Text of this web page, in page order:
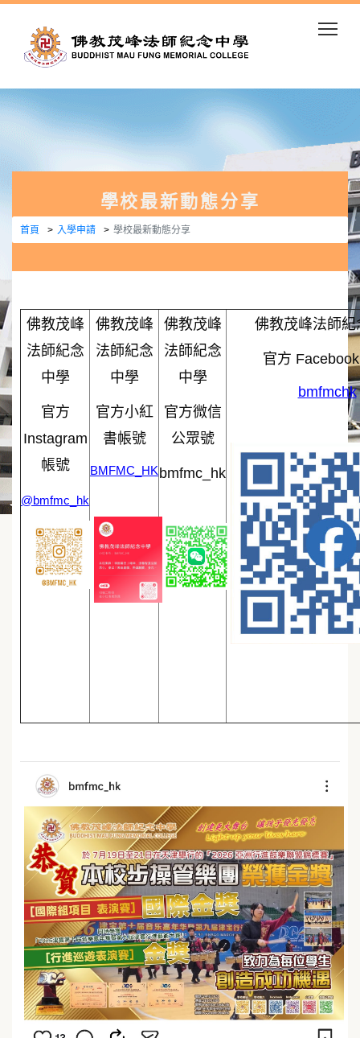
學校最新動態分享
首頁 入學申請 學校最新動態分享
佛教茂峰
法師紀念
中學
官方
Instagram
帳號
@bmfmc_hk
佛教茂峰
法師紀念
中學
官方小紅
書帳號
BMFMC_HK
佛教茂峰
法師紀念
中學
官方微信
公眾號
bmfmc_hk
佛教茂峰法師紀
官方
bmfmchk